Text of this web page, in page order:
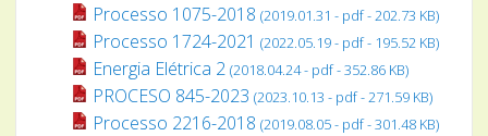
Processo 1075-2018 (2019.01.31 - pdf - 202.73 KB)
Processo 1724-2021 (2022.05.19 - pdf - 195.52 KB)
Energia Elétrica 2 (2018.04.24 - pdf - 352.86 KB)
PROCESO 845-2023 (2023.10.13 - pdf - 271.59 KB)
Processo 2216-2018 (2019.08.05 - pdf - 301.48 KB)